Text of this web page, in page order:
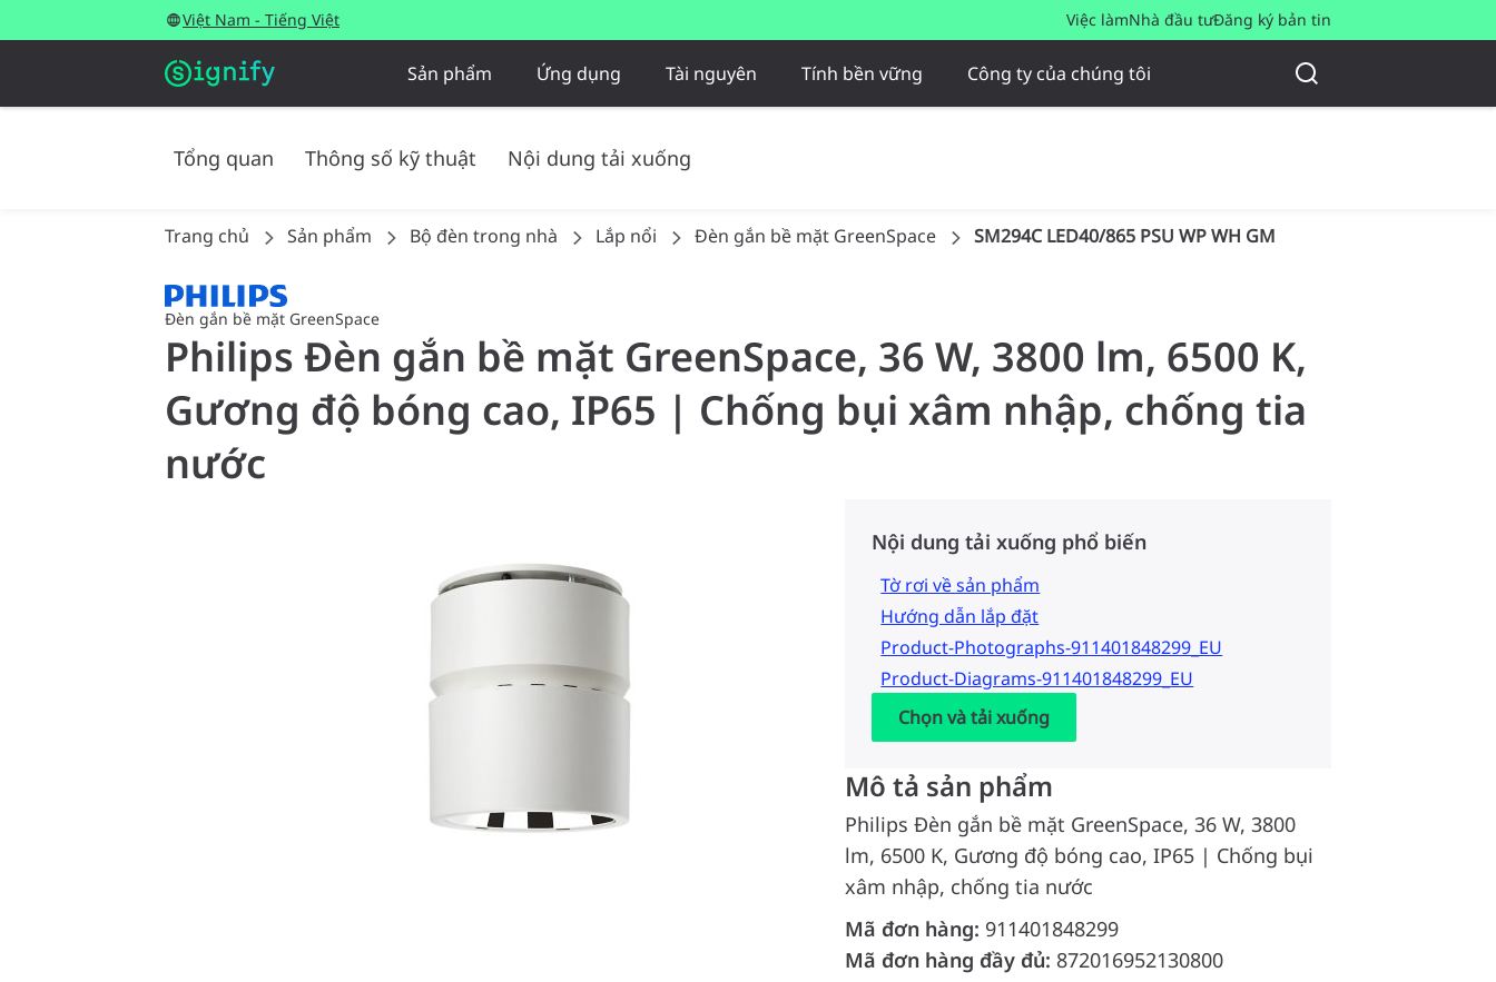
Việt Nam - Tiếng Việt Việc làmNhà đầu tưĐăng ký bản tin
Sản phẩm Ứng dụng Tài nguyên Tính bền vững Công ty của chúng tôi
Tổng quan Thông số kỹ thuật Nội dung tải xuống
Trang chủ Sản phẩm Bộ đèn trong nhà Lắp nổi Đèn gắn bề mặt GreenSpace SM294C LED40/865 PSU WP WH GM
Đèn gắn bề mặt GreenSpace
Philips Đèn gắn bề mặt GreenSpace, 36 W, 3800 lm, 6500 K,
Gương độ bóng cao, IP65 | Chống bụi xâm nhập, chống tia
nước
Nội dung tải xuống phổ biến
Tờ rơi về sản phẩm
Hướng dẫn lắp đặt
Product-Photographs-911401848299_EU
Product-Diagrams-911401848299_EU
Chọn và tải xuống
Mô tả sản phẩm
Philips Đèn gắn bề mặt GreenSpace, 36 W, 3800
lm, 6500 K, Gương độ bóng cao, IP65 | Chống bụi
xâm nhập, chống tia nước
Mã đơn hàng: 911401848299
Mã đơn hàng đầy đủ: 872016952130800